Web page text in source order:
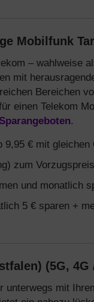
Mobilfunk
– wahlweise
mit
Bereichen
einen Telekom
Sparangeboten.
9,95 € mit gleichen
zum
und monatlich
5 € sparen +
(5G, 4G
mit